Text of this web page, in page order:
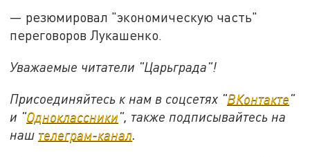
— резюмировал "экономическую часть"
переговоров Лукашенко.
Уважаемые читатели "Царьграда"!
Присоединяйтесь к нам в соцсетях "ВКонтакте"
и "Одноклассники", также подписывайтесь на
наш телеграм-канал.